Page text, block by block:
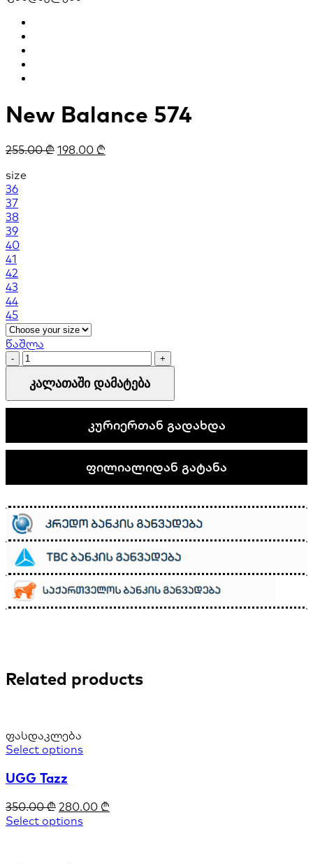
New Balance 574
255.00₾ 198.00 ₾
size
36
37
38
39
40
41
42
43
44
45
წაშლა
New
Balance
574
quantity
კალათაში დამატება
კურიერთან გადახდა
ფილიალიდან გატანა
Related products
ფასდაკლება
Select options
UGG Tazz
350.00₾ 280.00 ₾
Select options